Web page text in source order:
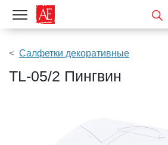
Показать меню
Салфетки декоративные
TL-05/2 Пингвин